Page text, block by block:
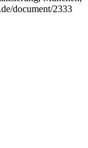
document/2333